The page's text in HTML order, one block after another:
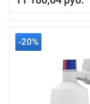
-20%